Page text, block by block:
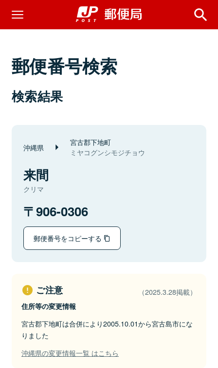
郵便番号検索
検索結果
沖縄県 宮古郡下地町
ミヤコグンシモジチョウ
来間
クリマ
906-0306
郵便番号をコピーする
ご注意 （2025.3.28掲載）
住所等の変更情報
宮古郡下地町は合併により2005.10.01から宮古島市にな
りました
沖縄県の変更情報一覧 はこちら